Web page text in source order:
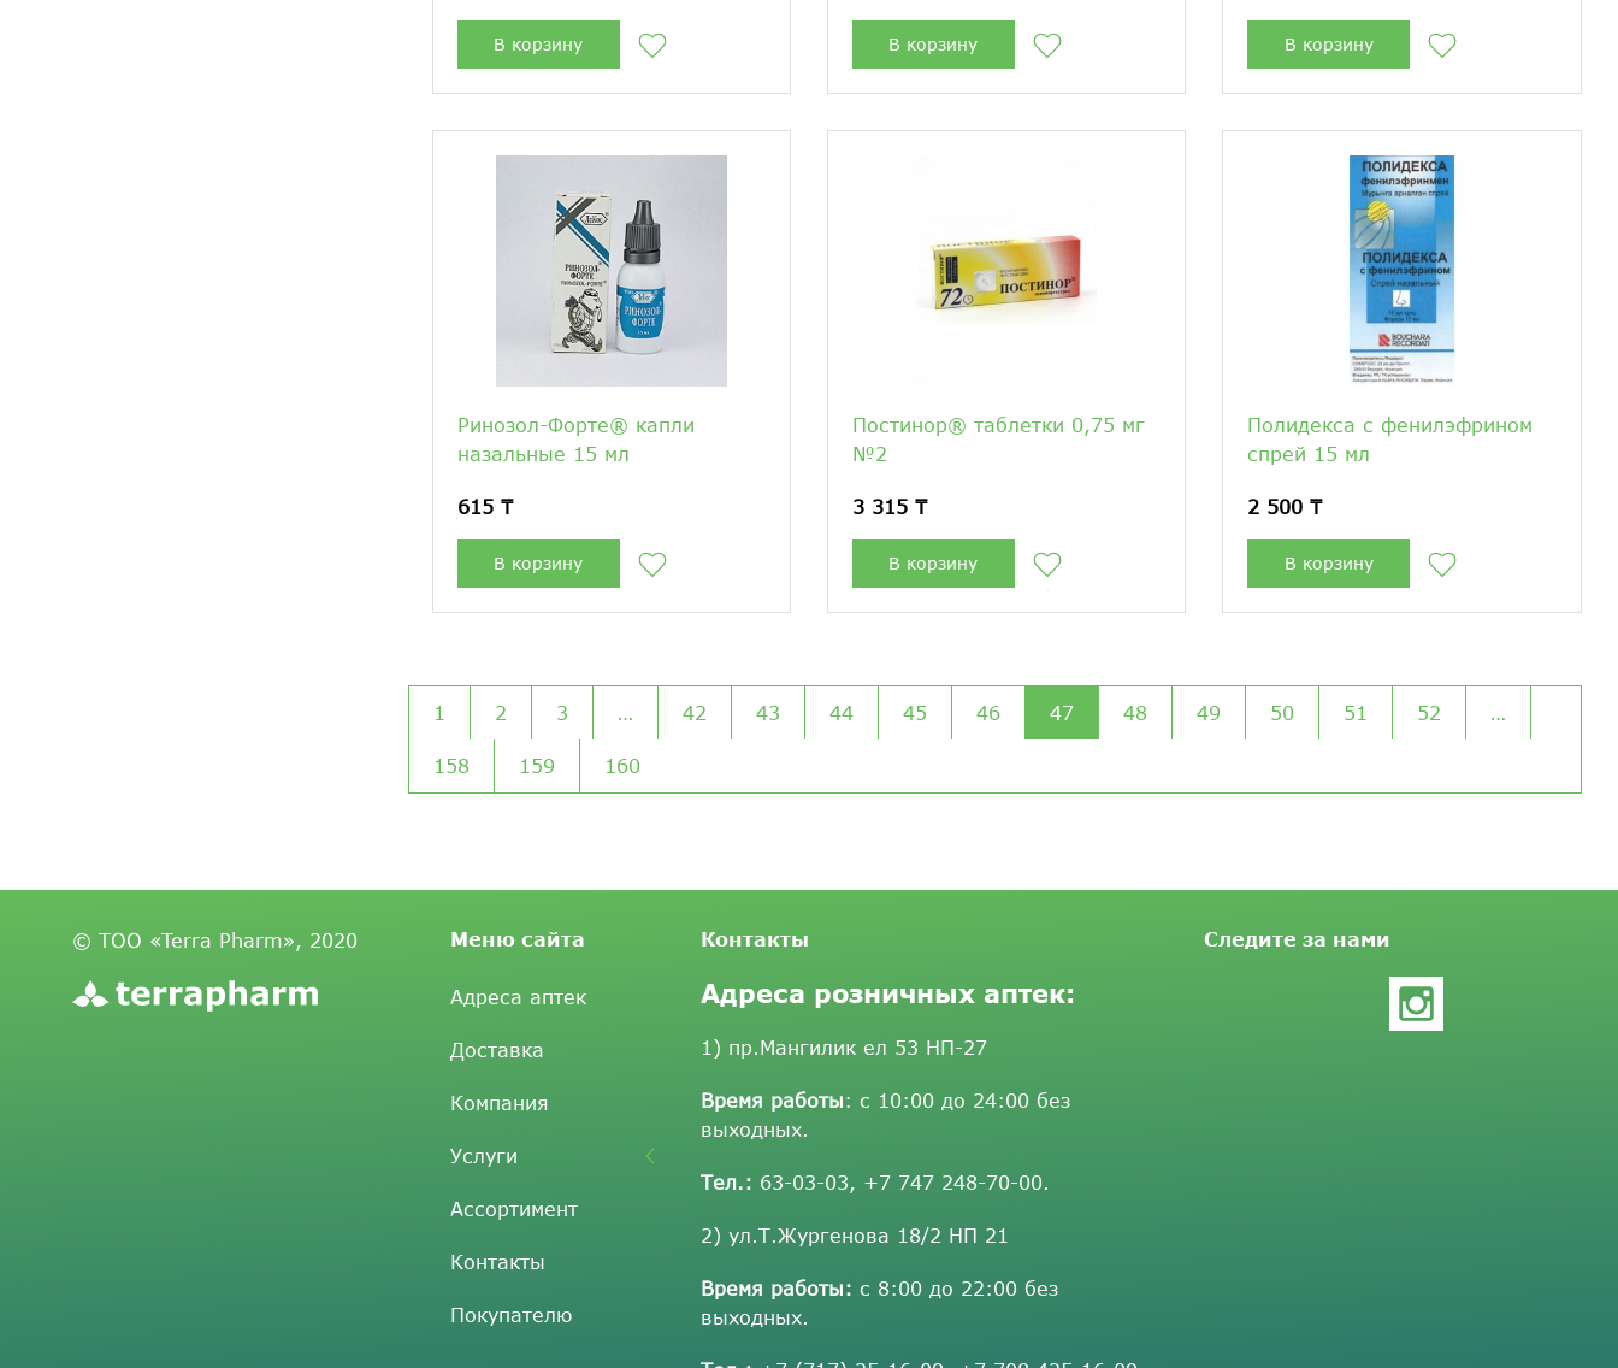
В корзину В корзину В корзину
Ринозол-Форте® капли
назальные 15 мл
615 ₸
В корзину
Постинор® таблетки 0,75 мг
№2
3 315 ₸
В корзину
Полидекса с фенилэфрином
спрей 15 мл
2 500 ₸
В корзину
1 2 3 … 42 43 44 45 46 47 48 49 50 51 52 …
158 159 160
© ТОО «Terra Pharm», 2020 Меню сайта
Адреса аптек
Доставка
Компания
Услуги
Ассортимент
Контакты
Покупателю
Контакты
Адреса розничных аптек:
1) пр.Мангилик ел 53 НП-27
Время работы: с 10:00 до 24:00 без
выходных.
Тел.: 63-03-03, +7 747 248-70-00.
2) ул.Т.Жургенова 18/2 НП 21
Время работы: с 8:00 до 22:00 без
выходных.
Следите за нами